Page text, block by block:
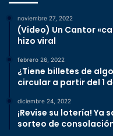
noviembre 27, 2022
(Video) Un Cantor
hizo viral
febrero 26, 2022
¿Tiene billetes de
circular a partir del 1
diciembre 24, 2022
¡Revise su lotería! Ya
sorteo de